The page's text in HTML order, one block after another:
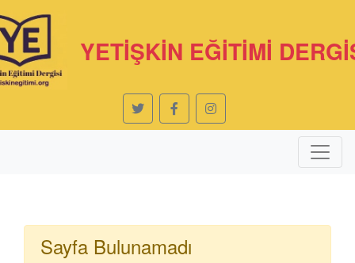
YETİŞKİN EĞİTİMİ
Sayfa Bulunamadı